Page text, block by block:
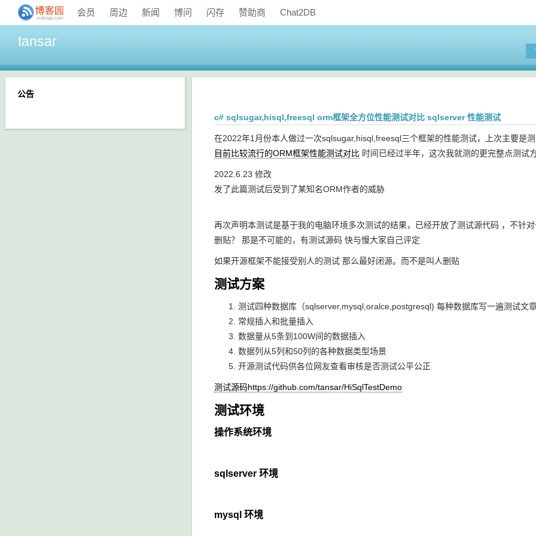
会员 周边 新闻 博问 闪存 赞助商 Chat2DB
tansar
c# sqlsugar,hisql,freesql orm框架全方位性能测试对比 sqlserver 性能测试
在2022年1月份本人做过一次sqlsugar,hisql,freesql三个框架的性能测试，上次主要是
目前比较流行的ORM框架性能测试对比 时间已经过半年，这次我就测的更完整点测试
2022.6.23 修改
发了此篇测试后受到了某知名ORM作者的威胁
再次声明本测试是基于我的电脑环境多次测试的结果，已经开放了测试源代码 ，不针
删贴？ 那是不可能的，有测试源码 快与慢大家自己评定
如果开源框架不能接受别人的测试 那么最好闭源。而不是叫人删贴
测试方案
测试四种数据库（sqlserver,mysql,oralce,postgresql) 每种数据库写一遍测试文
常规插入和批量插入
数据量从5条到100W间的数据插入
数据列从5列和50列的各种数据类型场景
开源测试代码供各位网友查看审核是否测试公平公正
测试源码https://github.com/tansar/HiSqlTestDemo
测试环境
操作系统环境
sqlserver 环境
mysql 环境
公告